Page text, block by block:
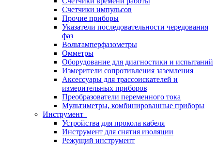
Счетчики импульсов
Прочие приборы
Указатели последовательности чередования
фаз
Вольтамперфазометры
Омметры
Оборудование для диагностики и испытаний
Измерители сопротивления заземления
Аксессуары для трассоискателей и
измерительных приборов
Преобразователи переменного тока
Мультиметры, комбинированные приборы
Инструмент
Устройства для прокола кабеля
Инструмент для снятия изоляции
Режущий инструмент